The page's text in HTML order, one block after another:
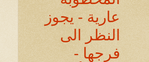
عارية - يجوز
النظر الى
فرجها -